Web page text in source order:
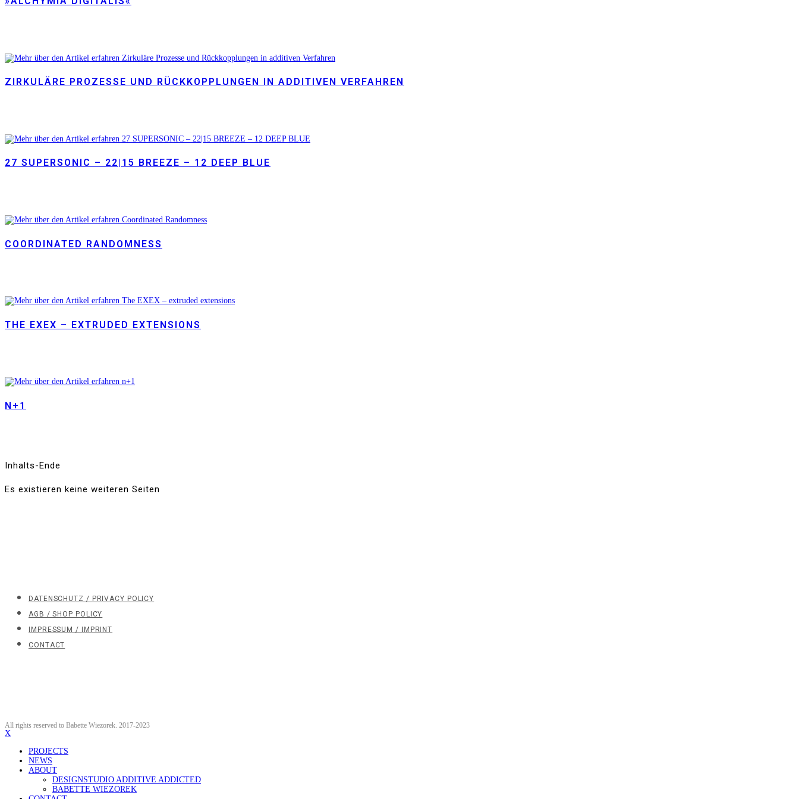
ZIRKULÄRE PROZESSE UND RÜCKKOPPLUNGEN IN ADDITIVEN VERFAHREN
27 SUPERSONIC – 22|15 BREEZE – 12 DEEP BLUE
COORDINATED RANDOMNESS
THE EXEX – EXTRUDED EXTENSIONS
N+1
Inhalts-Ende
Es existieren keine weiteren Seiten
DATENSCHUTZ / PRIVACY POLICY
AGB / SHOP POLICY
IMPRESSUM / IMPRINT
CONTACT
All rights reserved to Babette Wiezorek. 2017-2023
X
PROJECTS
NEWS
ABOUT
DESIGNSTUDIO ADDITIVE ADDICTED
BABETTE WIEZOREK